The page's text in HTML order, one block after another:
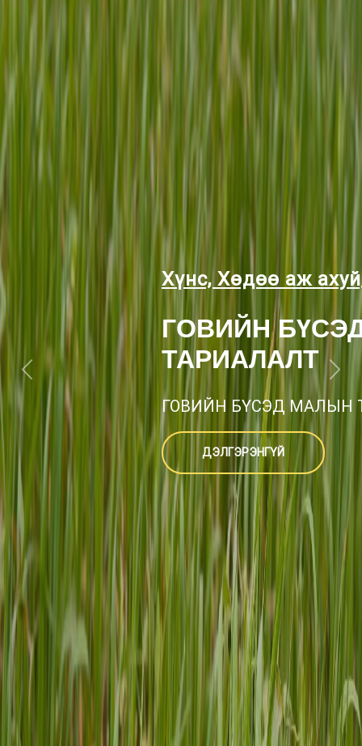
Хүнс, Хөдөө аж
“МАЛЫН
ЗАРИМ АРГА
ТОГТООЛ
Монгол Улсын
хүрээнд “Малын
зарим арга хэмжээний
ДЭЛГЭРЭНГҮЙ